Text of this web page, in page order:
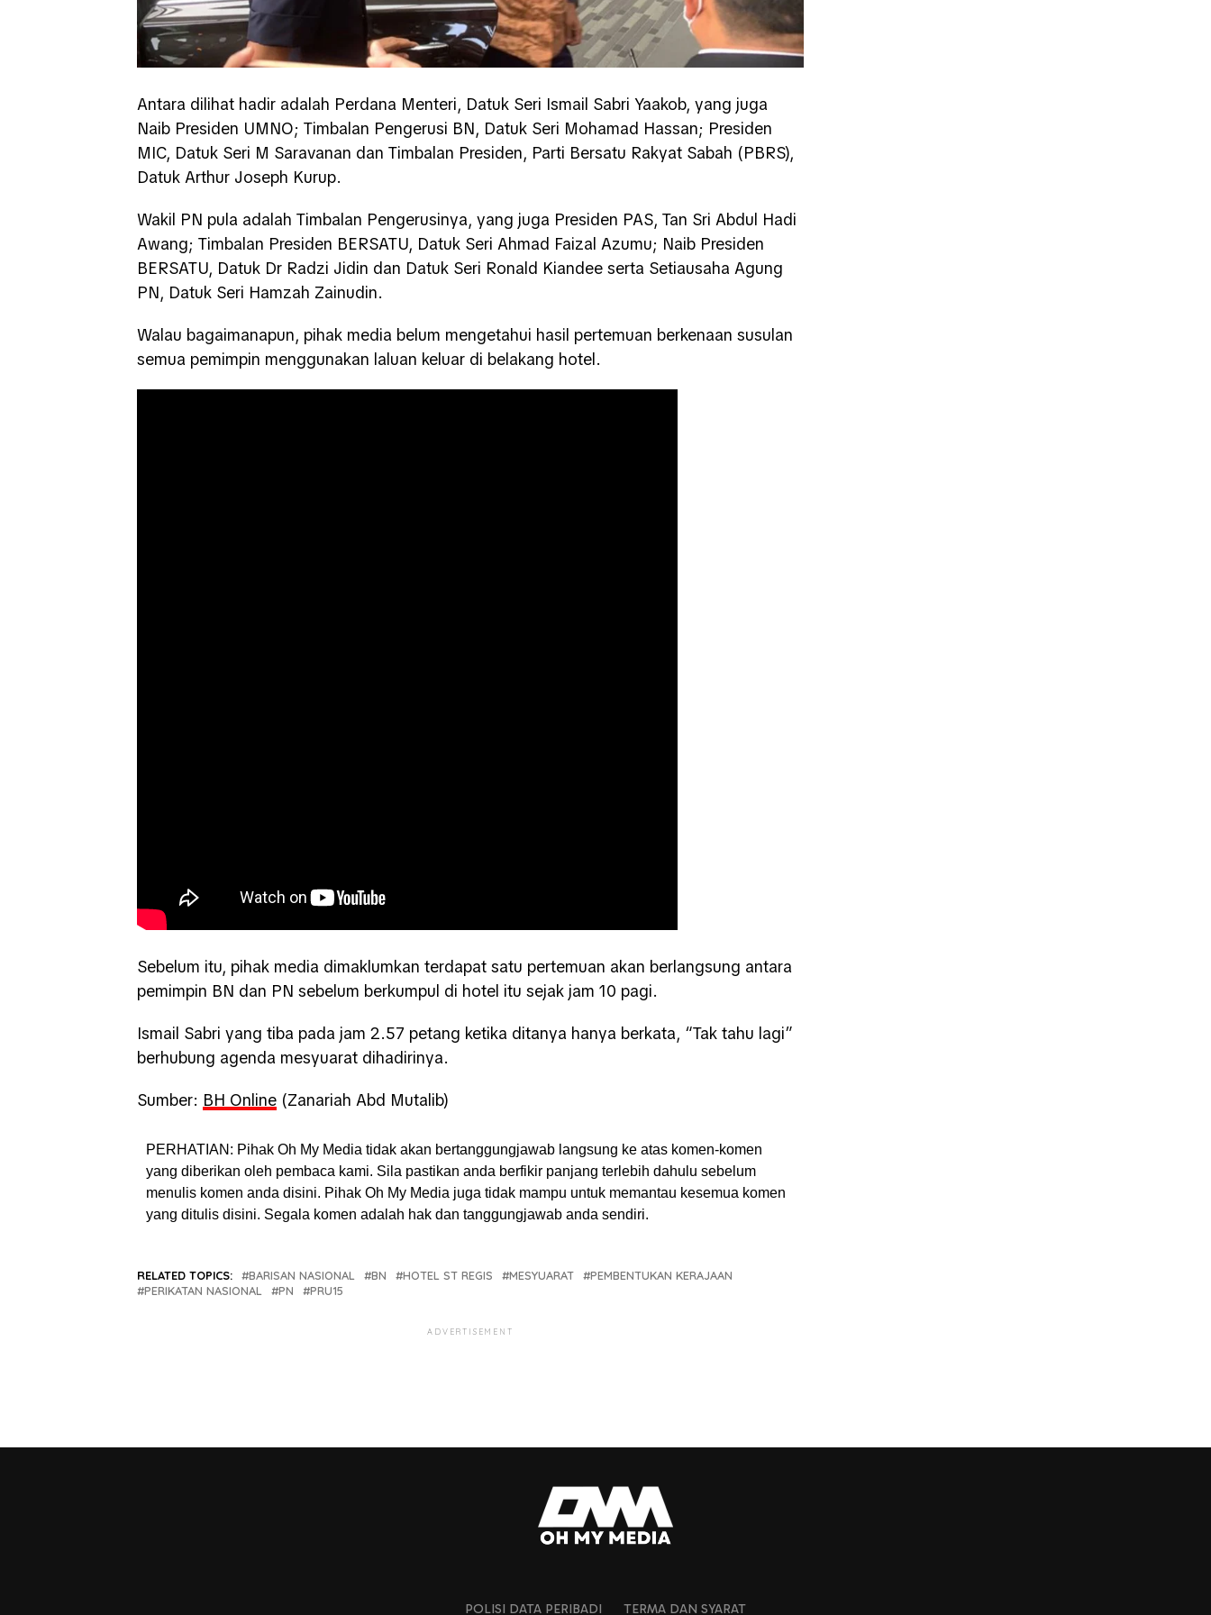
Antara dilihat hadir adalah Perdana Menteri, Datuk Seri Ismail Sabri Yaakob, yang juga
Naib Presiden UMNO; Timbalan Pengerusi BN, Datuk Seri Mohamad Hassan; Presiden
MIC, Datuk Seri M Saravanan dan Timbalan Presiden, Parti Bersatu Rakyat Sabah (PBRS),
Datuk Arthur Joseph Kurup.
Wakil PN pula adalah Timbalan Pengerusinya, yang juga Presiden PAS, Tan Sri Abdul Hadi
Awang; Timbalan Presiden BERSATU, Datuk Seri Ahmad Faizal Azumu; Naib Presiden
BERSATU, Datuk Dr Radzi Jidin dan Datuk Seri Ronald Kiandee serta Setiausaha Agung
PN, Datuk Seri Hamzah Zainudin.
Walau bagaimanapun, pihak media belum mengetahui hasil pertemuan berkenaan susulan
semua pemimpin menggunakan laluan keluar di belakang hotel.
Sebelum itu, pihak media dimaklumkan terdapat satu pertemuan akan berlangsung antara
pemimpin BN dan PN sebelum berkumpul di hotel itu sejak jam 10 pagi.
Ismail Sabri yang tiba pada jam 2.57 petang ketika ditanya hanya berkata, “Tak tahu lagi”
berhubung agenda mesyuarat dihadirinya.
Sumber: BH Online (Zanariah Abd Mutalib)
PERHATIAN: Pihak Oh My Media tidak akan bertanggungjawab langsung ke atas komen-komen
yang diberikan oleh pembaca kami. Sila pastikan anda berfikir panjang terlebih dahulu sebelum
menulis komen anda disini. Pihak Oh My Media juga tidak mampu untuk memantau kesemua komen
yang ditulis disini. Segala komen adalah hak dan tanggungjawab anda sendiri.
RELATED TOPICS: BARISAN NASIONAL BN HOTEL ST REGIS MESYUARAT
PEMBENTUKAN KERAJAAN
PERIKATAN NASIONAL
PN PRU15
ADVERTISEMENT
POLISI DATA PERIBADI TERMA DAN SYARAT